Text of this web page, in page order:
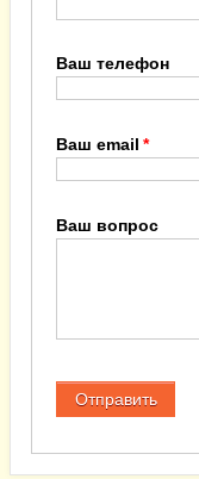
Ваш телефон
Ваш email
Ваш вопрос